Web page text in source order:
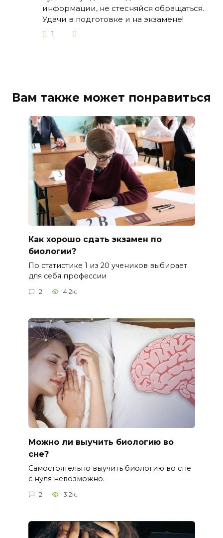
информации, не стесняйся обращаться.
Удачи в подготовке и на экзамене!
1
Вам также может понравиться
Как хорошо сдать экзамен по
биологии?
По статистике 1 из 20 учеников выбирает
для себя профессии
2 4.2к.
Можно ли выучить биологию во
сне?
Самостоятельно выучить биологию во сне
с нуля невозможно.
2 3.2к.